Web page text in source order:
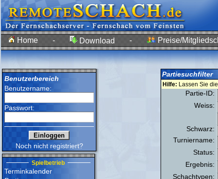
Home - Download - Preise/
Benutzerbereich
Benutzername:
Passwort:
Noch nicht registriert?
Spielbetrieb
Terminkalender
Partiesuchfilter
Hilfe: Lassen Sie
Partie-ID:
Weiss:
Schwarz:
Turniername:
Status:
Ergebnis:
Schachtypen: